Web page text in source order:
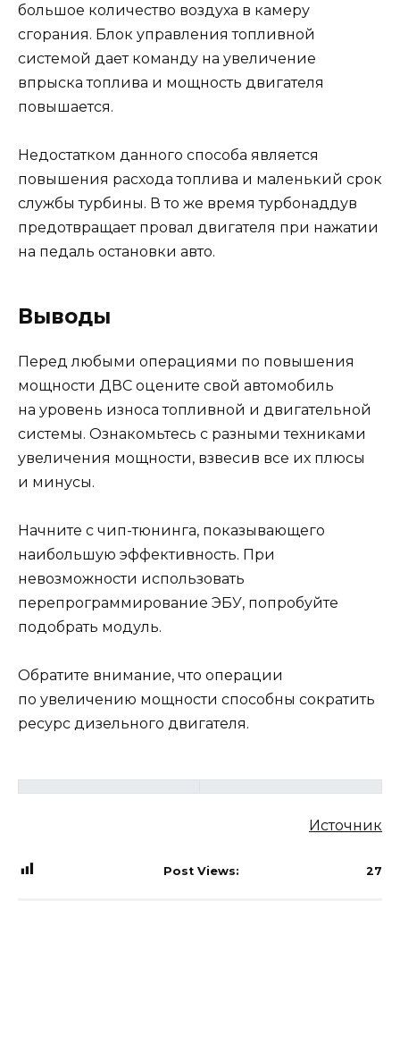
большое количество воздуха в камеру
сгорания. Блок управления топливной
системой дает команду на увеличение
впрыска топлива и мощность двигателя
повышается.
Недостатком данного способа является
повышения расхода топлива и маленький срок
службы турбины. В то же время турбонаддув
предотвращает провал двигателя при нажатии
на педаль остановки авто.
Выводы
Перед любыми операциями по повышения
мощности ДВС оцените свой автомобиль
на уровень износа топливной и двигательной
системы. Ознакомьтесь с разными техниками
увеличения мощности, взвесив все их плюсы
и минусы.
Начните с чип-тюнинга, показывающего
наибольшую эффективность. При
невозможности использовать
перепрограммирование ЭБУ, попробуйте
подобрать модуль.
Обратите внимание, что операции
по увеличению мощности способны сократить
ресурс дизельного двигателя.
Источник
Post Views: 27